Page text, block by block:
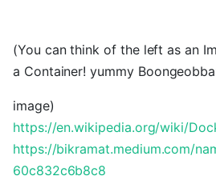
(You can think of the left as an
a Container! yummy
image)
https://en.wikipedia.org/wiki/
https://bikramat.medium.com/
60c832c6b8c8